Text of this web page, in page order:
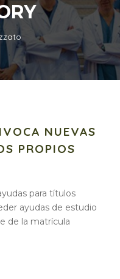
NUEVAS
PROPIOS
para títulos
ayudas de estudio
de la matrícula